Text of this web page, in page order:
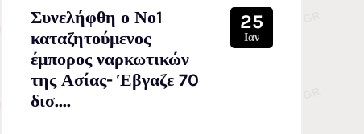
Συνελήφθη ο Νο1
καταζητούμενος
έμπορος ναρκωτικών
της Ασίας- Έβγαζε 70
δισ....
25
Ιαν